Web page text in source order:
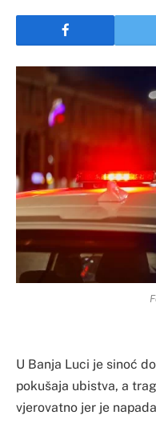
U Banja Luci je sinoć
pokušaja ubistva, a
vjerovatno jer je